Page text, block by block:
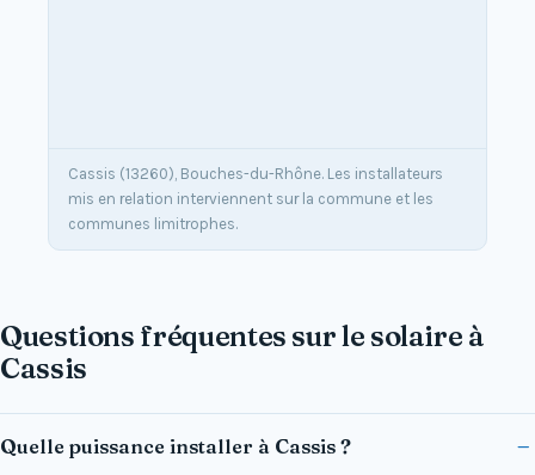
Cassis (13260), Bouches-du-Rhône. Les installateurs
mis en relation interviennent sur la commune et les
communes limitrophes.
Questions fréquentes sur le solaire à
Cassis
Quelle puissance installer à Cassis ?